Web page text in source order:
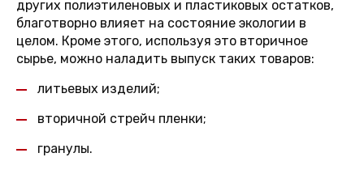
других полиэтиленовых и пластиковых остатков,
благотворно влияет на состояние экологии в
целом. Кроме этого, используя это вторичное
сырье, можно наладить выпуск таких товаров:
литьевых изделий;
вторичной стрейч пленки;
гранулы.